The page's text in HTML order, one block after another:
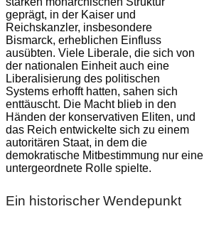
geprägt, in der Kaiser und
Reichskanzler, insbesondere
Bismarck, erheblichen Einfluss
ausübten. Viele Liberale, die sich von
der nationalen Einheit auch eine
Liberalisierung des politischen
Systems erhofft hatten, sahen sich
enttäuscht. Die Macht blieb in den
Händen der konservativen Eliten, und
das Reich entwickelte sich zu einem
autoritären Staat, in dem die
demokratische Mitbestimmung nur eine
untergeordnete Rolle spielte.
Ein historischer Wendepunkt